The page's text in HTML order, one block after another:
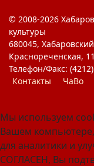
© 2008-2026
культуры
680045,
Краснореченская,
Телефон/Факс:
Контакты
ЧаВо
Мы используем
Вашем
для аналитики и
СОГЛАСЕН, Вы